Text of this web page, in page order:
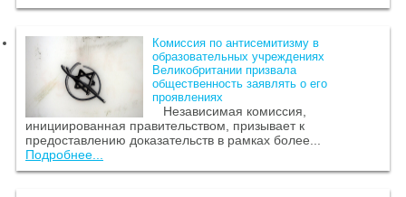
Комиссия по антисемитизму в
образовательных учреждениях
Великобритании призвала
общественность заявлять о его
проявлениях
Независимая комиссия,
инициированная правительством, призывает к
предоставлению доказательств в рамках более...
Подробнее...